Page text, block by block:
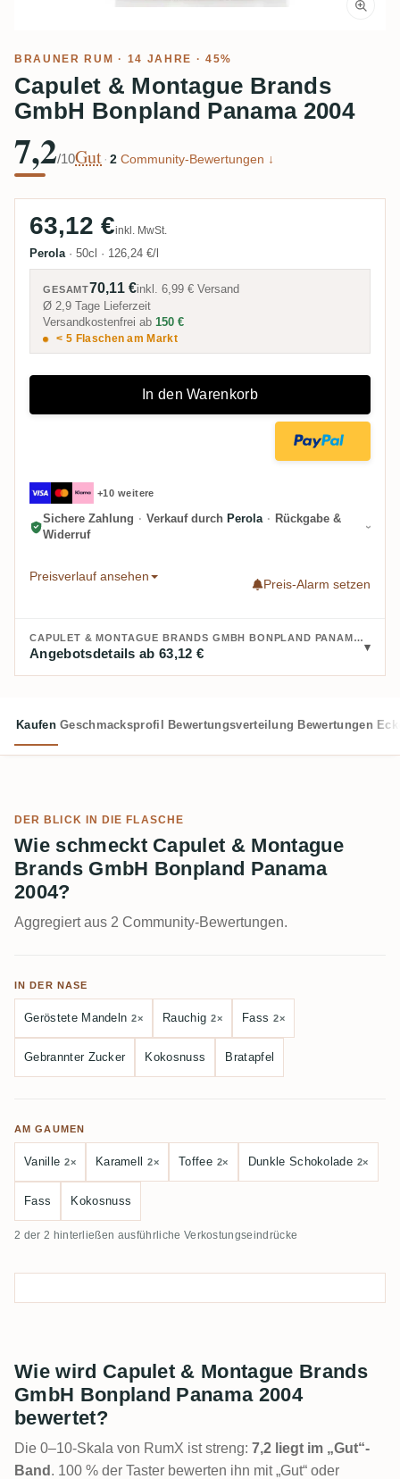
BRAUNER RUM · 14 JAHRE · 45%
Capulet & Montague Brands
GmbH Bonpland Panama 2004
7,2/10Gut · 2 Community-Bewertungen ↓
63,12 €inkl. MwSt.
Perola · 50cl · 126,24 €/l
GESAMT70,11 €inkl.6,99 € Versand
Ø 2,9 Tage Lieferzeit
Versandkostenfrei ab 150 €
< 5 Flaschen am Markt
In den Warenkorb
+10 weitere
Sichere Zahlung · Verkauf durch Perola · Rückgabe &
Widerruf
Preisverlauf ansehen
Preis-Alarm setzen
CAPULET & MONTAGUE BRANDS GMBH BONPLAND PANAMA 2004 KAUFEN:
Angebotsdetails ab 63,12 €
Kaufen Geschmacksprofil Bewertungsverteilung Bewertungen
DER BLICK IN DIE FLASCHE
Wie schmeckt Capulet & Montague
Brands GmbH Bonpland Panama
2004?
Aggregiert aus 2 Community-Bewertungen.
IN DER NASE
Geröstete Mandeln 2× Rauchig 2× Fass 2×
Gebrannter Zucker Kokosnuss Bratapfel
AM GAUMEN
Vanille 2× Karamell 2× Toffee 2× Dunkle Schokolade 2×
Fass Kokosnuss
2 der 2 hinterließen ausführliche Verkostungseindrücke
Wie wird Capulet & Montague Brands
GmbH Bonpland Panama 2004
bewertet?
Die 0–10-Skala von RumX ist streng: 7,2 liegt im „Gut“-
Band . 100 % der Taster bewerten ihn mit „Gut“ oder